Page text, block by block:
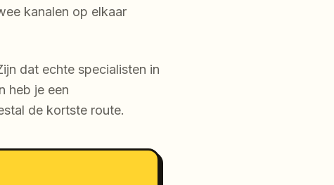
kanalen op elkaar
dat echte specialisten in
heb je een
de kortste route.